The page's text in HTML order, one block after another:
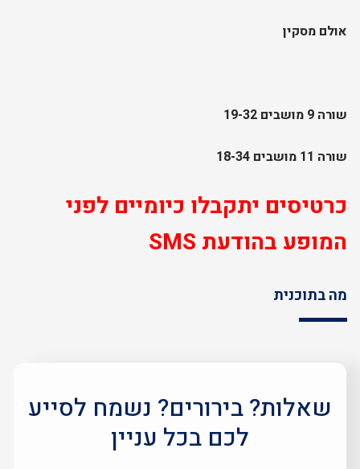
אולם מסקין
שורה 9 מושבים 19-32
שורה 11 מושבים 18-34
כרטיסים יתקבלו כיומיים לפני
המופע בהודעת SMS
מה בתוכנית
שאלות? בירורים? נשמח לסייע
לכם בכל עניין